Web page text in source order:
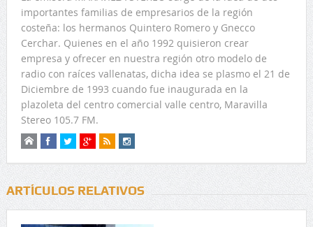
importantes familias de empresarios de la región
costeña: los hermanos Quintero Romero y Gnecco
Cerchar. Quienes en el año 1992 quisieron crear
empresa y ofrecer en nuestra región otro modelo de
radio con raíces vallenatas, dicha idea se plasmo el 21 de
Diciembre de 1993 cuando fue inaugurada en la
plazoleta del centro comercial valle centro, Maravilla
Stereo 105.7 FM.
ARTÍCULOS RELATIVOS